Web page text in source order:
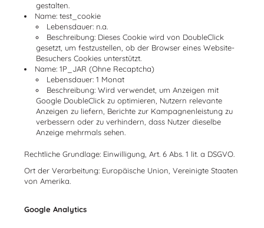
gestalten.
Name:test_cookie
Lebensdauer: n.a.
Beschreibung: Dieses Cookie wird von DoubleClick
gesetzt, um festzustellen, ob der Browser eines Website-
Besuchers Cookies unterstützt.
Name:1P_JAR (Ohne Recaptcha)
Lebensdauer: 1 Monat
Beschreibung: Wird verwendet, um Anzeigen mit
Google DoubleClick zu optimieren, Nutzern relevante
Anzeigen zu liefern, Berichte zur Kampagnenleistung zu
verbessern oder zu verhindern, dass Nutzer dieselbe
Anzeige mehrmals sehen.
Rechtliche Grundlage: Einwilligung, Art. 6 Abs. 1 lit. a DSGVO.
Ort der Verarbeitung: Europäische Union, Vereinigte Staaten
von Amerika.
Google Analytics